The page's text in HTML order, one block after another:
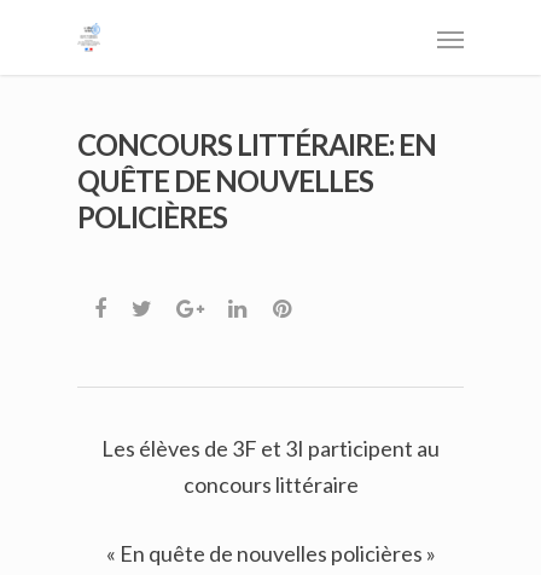
CONCOURS LITTÉRAIRE: EN
QUÊTE DE NOUVELLES
POLICIÈRES
Les élèves de 3F et 3I participent au
concours littéraire
« En quête de nouvelles policières »